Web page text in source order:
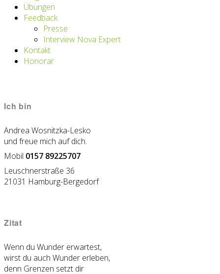
Übungen
Feedback
Presse
Interview Nova Expert
Kontakt
Honorar
Ich bin
Andrea Wosnitzka-Lesko
und freue mich auf dich.
Mobil 0157 89225707
Leuschnerstraße 36
21031 Hamburg-Bergedorf
Zitat
Wenn du Wunder erwartest,
wirst du auch Wunder erleben,
denn Grenzen setzt dir